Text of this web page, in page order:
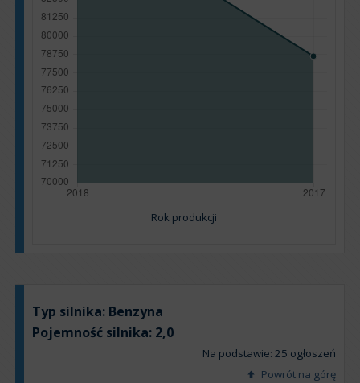
Rok produkcji
Typ silnika: Benzyna
Pojemność silnika: 2,0
Na podstawie: 25 ogłoszeń
Powrót na górę